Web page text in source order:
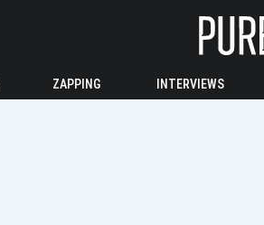
ZAPPING INTERVIEWS